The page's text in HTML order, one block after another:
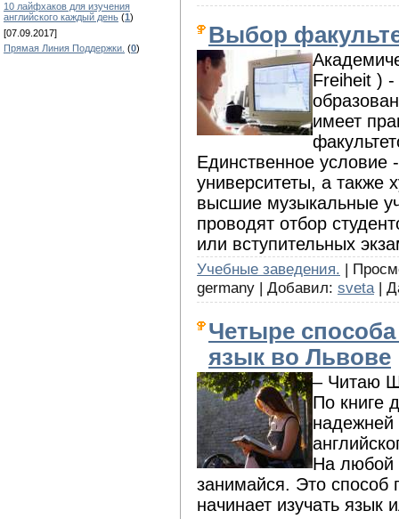
10 лайфхаков для изучения
английского каждый день (1)
[07.09.2017]
Прямая Линия Поддержки. (0)
Выбор
Freiheit )
имеет
Единственное условие
университеты, а также
высшие музыкальные
проводят отбор
или вступительных
Учебные заведения. |
germany | Добавил: sveta |
Четыре
язык во Львове
– Читаю
По книге
На любой
занимайся. Это способ
начинает изучать язык